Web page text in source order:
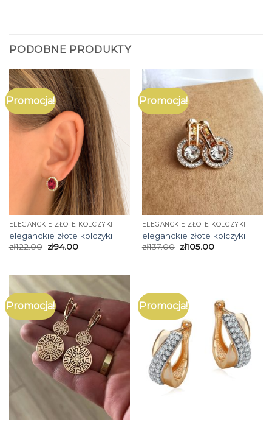
PODOBNE PRODUKTY
Promocja!
ELEGANCKIE ZŁOTE KOLCZYKI
eleganckie złote kolczyki
zł122.00 zł94.00
Promocja!
ELEGANCKIE ZŁOTE KOLCZYKI
eleganckie złote kolczyki
zł137.00 zł105.00
Promocja! Promocja!